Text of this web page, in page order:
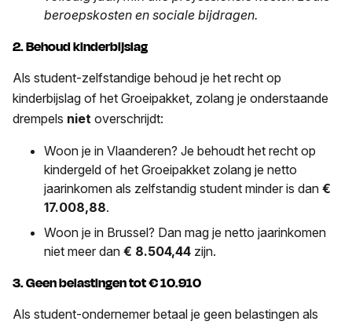
beroepskosten en sociale bijdragen.
2. Behoud kinderbijslag
Als student-zelfstandige behoud je het recht op
kinderbijslag of het Groeipakket, zolang je onderstaande
drempels niet overschrijdt:
Woon je in Vlaanderen? Je behoudt het recht op
kindergeld of het Groeipakket zolang je netto
jaarinkomen als zelfstandig student minder is dan €
17.008,88.
Woon je in Brussel? Dan mag je netto jaarinkomen
niet meer dan € 8.504,44 zijn.
3.Geen belastingen tot € 10.910
Als student-ondernemer betaal je geen belastingen als